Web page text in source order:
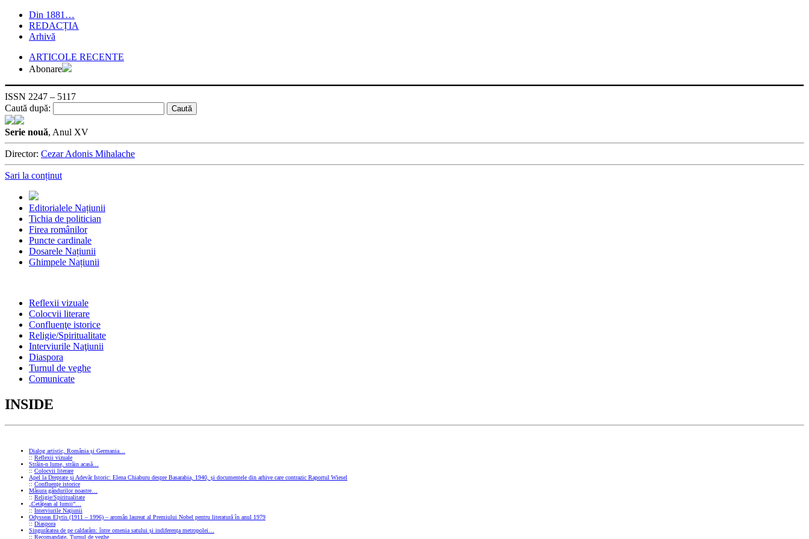
Din 1881…
REDACȚIA
Arhivă
ARTICOLE RECENTE
Abonare
ISSN 2247 – 5117
Caută după:
Serie nouă, Anul XV
Director: Cezar Adonis Mihalache
Sari la conținut
Editorialele Națiunii
Tichia de politician
Firea românilor
Puncte cardinale
Dosarele Națiunii
Ghimpele Națiunii
Reflexii vizuale
Colocvii literare
Confluenţe istorice
Religie/Spiritualitate
Interviurile Naţiunii
Diaspora
Turnul de veghe
Comunicate
INSIDE
Dialog artistic, România și Germania…
:: Reflexii vizuale
Străin-n lume, străin acasă…
:: Colocvii literare
Apel la Dreptate și Adevăr Istoric: Elena Chiaburu despre Basarabia, 1940, și documentele din arhive care contrazic Raportul Wiesel
:: Confluenţe istorice
Măsura gândurilor noastre…
:: Religie/Spiritualitate
„Cetățean al lumii”…
:: Interviurile Naţiunii
Odysseas Elytis (1911 – 1996) – aromân laureat al Premiului Nobel pentru literatură în anul 1979
:: Diaspora
Singurătatea de pe caldarâm: între omenia satului și indiferența metropolei…
:: Recomandate Turnul de veghe